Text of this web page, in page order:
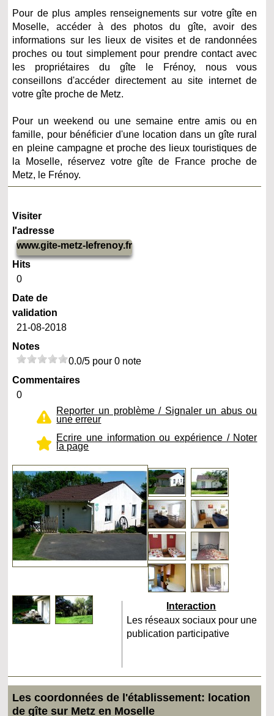
Pour de plus amples renseignements sur votre gîte en
Moselle, accéder à des photos du gîte, avoir des
informations sur les lieux de visites et de randonnées
proches ou tout simplement pour prendre contact avec
les propriétaires du gîte le Frénoy, nous vous
conseillons d'accéder directement au site internet de
votre gîte proche de Metz.
Pour un weekend ou une semaine entre amis ou en
famille, pour bénéficier d'une location dans un gîte rural
en pleine campagne et proche des lieux touristiques de
la Moselle, réservez votre gîte de France proche de
Metz, le Frénoy.
Visiter
l'adresse
www.gite-metz-lefrenoy.fr
Hits
0
Date de
validation
21-08-2018
Notes
0.0/5 pour 0 note
Commentaires
0
Reporter un problème / Signaler un abus ou
une erreur
Ecrire une information ou expérience / Noter
la page
Interaction
Les réseaux sociaux pour une
publication participative
Les coordonnées de l'établissement: location
de gîte sur Metz en Moselle